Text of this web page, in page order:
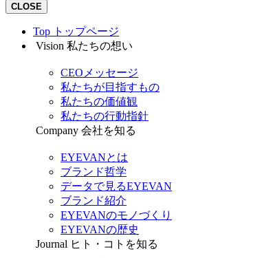
CLOSE
Top トップページ
Vision 私たちの想い
CEOメッセージ
私たちが目指すもの
私たちの価値観
私たちの行動指針
Company 会社を知る
EYEVANとは
ブランド哲学
データで見るEYEVAN
ブランド紹介
EYEVANのモノづくり
EYEVANの歴史
Journal ヒト・コトを知る